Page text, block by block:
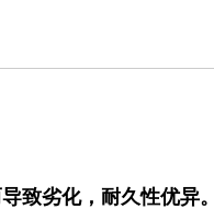
致劣化，耐久性优异。